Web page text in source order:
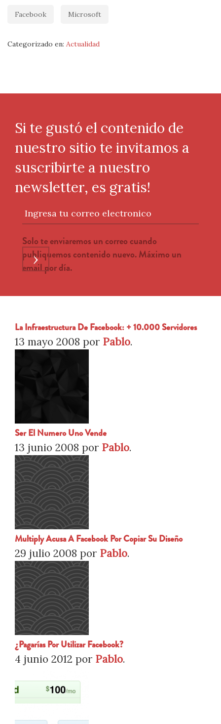
Facebook Microsoft
Categorizado en: Actualidad
Si te gustó el contenido de
nuestro sitio te invitamos a
suscribirte a nuestro
newsletter, es gratis!
Ingresa tu correo electronico
Solo te enviaremos un correo cuando
publiquemos contenido nuevo. Máximo un
email por día.
›
La Infraestructura De Facebook: + 10.000 Servidores
13 mayo 2008 por Pablo.
Ser El Numero Uno Vende
13 junio 2008 por Pablo.
Multiply Acusa A Facebook Por Copiar Su Diseño
29 julio 2008 por Pablo.
¿Pagarías Por Utilizar Facebook?
4 junio 2012 por Pablo.